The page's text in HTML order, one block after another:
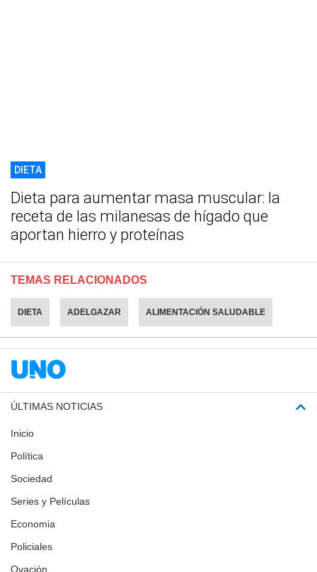
DIETA
Dieta para aumentar masa muscular: la
receta de las milanesas de hígado que
aportan hierro y proteínas
TEMAS RELACIONADOS
DIETA ADELGAZAR ALIMENTACIÓN SALUDABLE
ÚLTIMAS NOTICIAS
Inicio
Política
Sociedad
Series y Películas
Economia
Policiales
Ovación